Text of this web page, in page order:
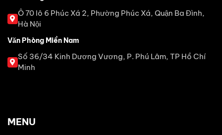
Ô 70 lô 6 Phúc Xá 2, Phường Phúc Xá, Quận Ba Đình,
Hà Nội
Văn Phòng Miền Nam
Số 36/34 Kinh Dương Vương, P. Phú Lâm, TP Hồ Chí
Minh
MENU